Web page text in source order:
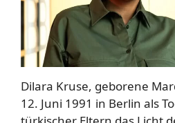
Dilara Kruse, geborene
12. Juni 1991 in Berlin als